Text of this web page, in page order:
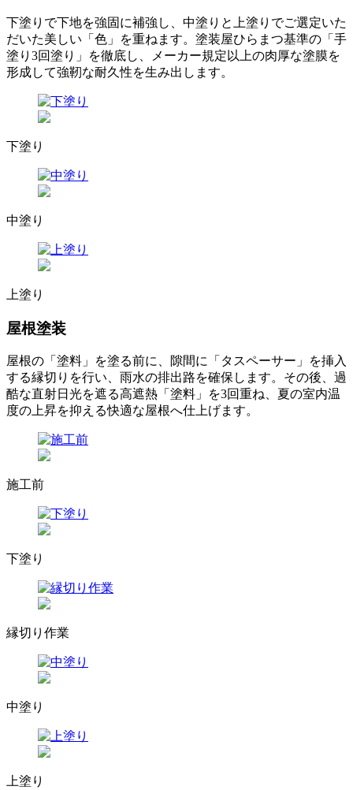
下塗りで下地を強固に補強し、中塗りと上塗りでご選定いた
だいた美しい「色」を重ねます。塗装屋ひらまつ基準の「手
塗り3回塗り」を徹底し、メーカー規定以上の肉厚な塗膜を
形成して強靭な耐久性を生み出します。
下塗り
中塗り
上塗り
屋根塗装
屋根の「塗料」を塗る前に、隙間に「タスペーサー」を挿入
する縁切りを行い、雨水の排出路を確保します。その後、過
酷な直射日光を遮る高遮熱「塗料」を3回重ね、夏の室内温
度の上昇を抑える快適な屋根へ仕上げます。
施工前
下塗り
縁切り作業
中塗り
上塗り